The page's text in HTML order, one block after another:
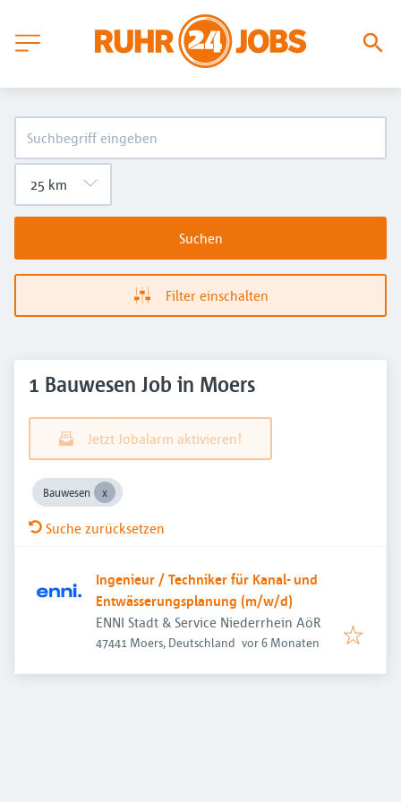
Suchen
Filter einschalten
1 Bauwesen Job in Moers
Jetzt Jobalarm aktivieren!
Bauwesen
Suche zurücksetzen
Ingenieur / Techniker für Kanal- und
Entwässerungsplanung (m/w/d)
ENNI Stadt & Service Niederrhein AöR
47441 Moers, Deutschland Veröffentlicht:
vor 6 Monaten